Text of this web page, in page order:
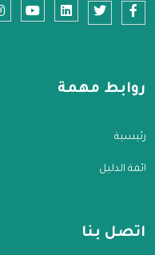
روابط مهمة
الرئيسية
قائمة الدليل
اتصل بنا